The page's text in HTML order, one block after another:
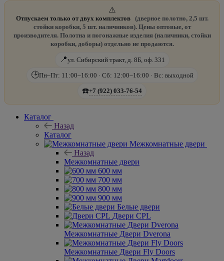
⚠️
Отпускаем только от двух комплектов
(дверное полотно, 2,5 шт.
стойки коробки, 5 шт. наличников). Цены оптовые, от
производителя. Полотна и погонажные изделия (наличники, стойки
коробки, доборы) отдельно не продаются.
📍ул. Сибирский тракт, д. 8Б, оф. 331
🕒Пн–Пт: 11:00–16:00 · Сб: 12:00–16:00 · Вс: выходной
☎️+7 (922) 033-76-54
Каталог
Назад
Каталог
Межкомнатные двери
Назад
Межкомнатные двери
600 мм
700 мм
800 мм
900 мм
Белые двери
Двери CPL
Межкомнатные Двери Dverona
Межкомнатные Двери Fly Doors